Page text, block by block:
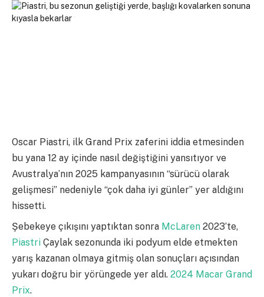
Oscar Piastri, ilk Grand Prix zaferini iddia etmesinden
bu yana 12 ay içinde nasıl değiştiğini yansıtıyor ve
Avustralya’nın 2025 kampanyasının “sürücü olarak
gelişmesi” nedeniyle “çok daha iyi günler” yer aldığını
hissetti.
Şebekeye çıkışını yaptıktan sonra McLaren 2023’te,
Piastri Çaylak sezonunda iki podyum elde etmekten
yarış kazanan olmaya gitmiş olan sonuçları açısından
yukarı doğru bir yörüngede yer aldı. 2024 Macar Grand
Prix.